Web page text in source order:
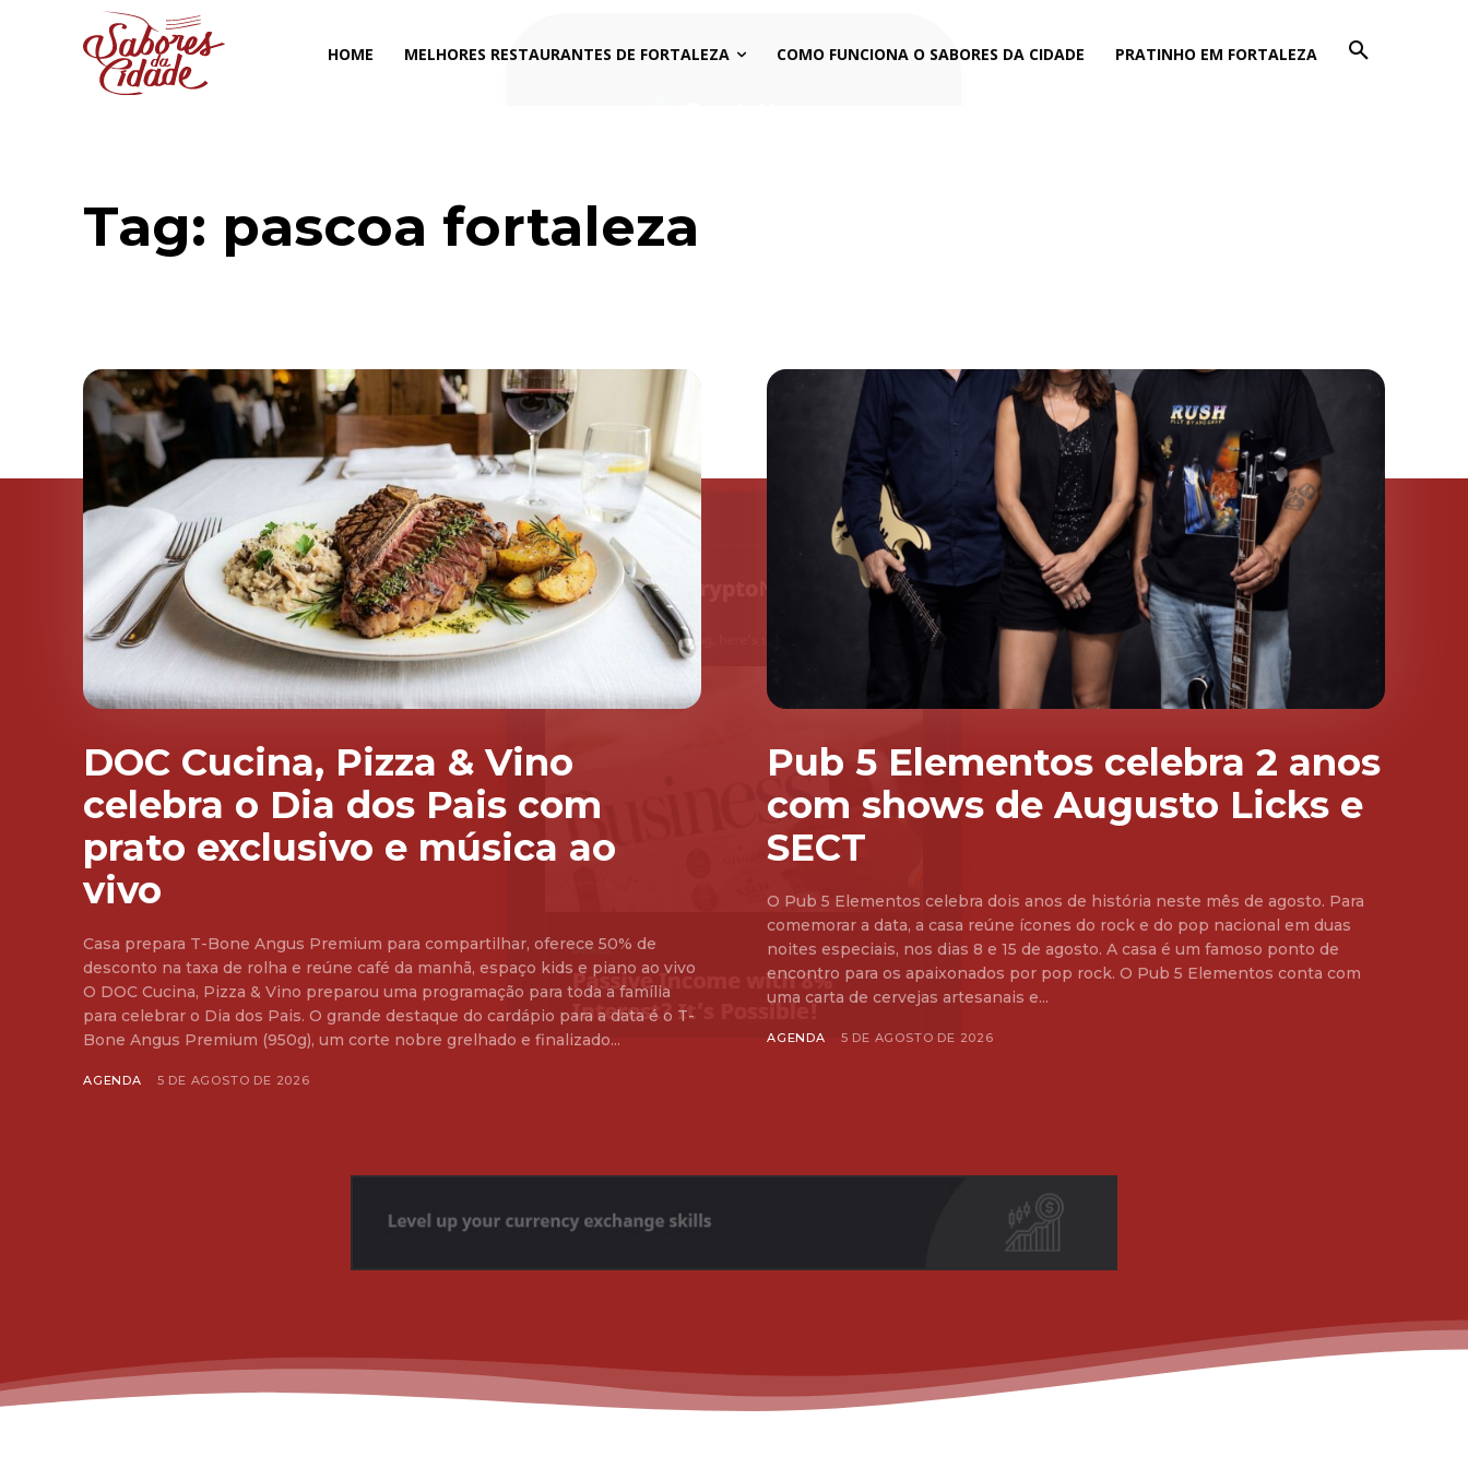
HOME MELHORES RESTAURANTES DE FORTALEZA COMO FUNCIONA O SABORES DA CIDADE PRATINHO EM FORTALEZA
Tag: pascoa fortaleza
DOC Cucina, Pizza & Vino
celebra o Dia dos Pais com
prato exclusivo e música ao
vivo
Casa prepara T-Bone Angus Premium para compartilhar, oferece 50% de
desconto na taxa de rolha e reúne café da manhã, espaço kids e piano ao vivo
O DOC Cucina, Pizza & Vino preparou uma programação para toda a família
para celebrar o Dia dos Pais. O grande destaque do cardápio para a data é o T-
Bone Angus Premium (950g), um corte nobre grelhado e finalizado...
AGENDA 5 DE AGOSTO DE 2026
Pub 5 Elementos celebra 2 anos
com shows de Augusto Licks e
SECT
O Pub 5 Elementos celebra dois anos de história neste mês de agosto. Para
comemorar a data, a casa reúne ícones do rock e do pop nacional em duas
noites especiais, nos dias 8 e 15 de agosto. A casa é um famoso ponto de
encontro para os apaixonados por pop rock. O Pub 5 Elementos conta com
uma carta de cervejas artesanais e...
AGENDA 5 DE AGOSTO DE 2026